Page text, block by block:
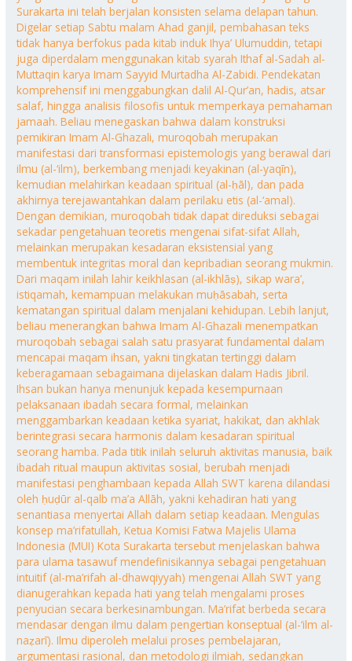
Surakarta ini telah berjalan konsisten selama delapan tahun.
Digelar setiap Sabtu malam Ahad ganjil, pembahasan teks
tidak hanya berfokus pada kitab induk Ihya’ Ulumuddin, tetapi
juga diperdalam menggunakan kitab syarah Ithaf al-Sadah al-
Muttaqin karya Imam Sayyid Murtadha Al-Zabidi. Pendekatan
komprehensif ini menggabungkan dalil Al-Qur’an, hadis, atsar
salaf, hingga analisis filosofis untuk memperkaya pemahaman
jamaah. Beliau menegaskan bahwa dalam konstruksi
pemikiran Imam Al-Ghazali, muroqobah merupakan
manifestasi dari transformasi epistemologis yang berawal dari
ilmu (al-‘ilm), berkembang menjadi keyakinan (al-yaqīn),
kemudian melahirkan keadaan spiritual (al-ḥāl), dan pada
akhirnya terejawantahkan dalam perilaku etis (al-‘amal).
Dengan demikian, muroqobah tidak dapat direduksi sebagai
sekadar pengetahuan teoretis mengenai sifat-sifat Allah,
melainkan merupakan kesadaran eksistensial yang
membentuk integritas moral dan kepribadian seorang mukmin.
Dari maqam inilah lahir keikhlasan (al-ikhlāṣ), sikap wara’,
istiqamah, kemampuan melakukan muḥāsabah, serta
kematangan spiritual dalam menjalani kehidupan. Lebih lanjut,
beliau menerangkan bahwa Imam Al-Ghazali menempatkan
muroqobah sebagai salah satu prasyarat fundamental dalam
mencapai maqam ihsan, yakni tingkatan tertinggi dalam
keberagamaan sebagaimana dijelaskan dalam Hadis Jibril.
Ihsan bukan hanya menunjuk kepada kesempurnaan
pelaksanaan ibadah secara formal, melainkan
menggambarkan keadaan ketika syariat, hakikat, dan akhlak
berintegrasi secara harmonis dalam kesadaran spiritual
seorang hamba. Pada titik inilah seluruh aktivitas manusia, baik
ibadah ritual maupun aktivitas sosial, berubah menjadi
manifestasi penghambaan kepada Allah SWT karena dilandasi
oleh ḥuḍūr al-qalb ma’a Allāh, yakni kehadiran hati yang
senantiasa menyertai Allah dalam setiap keadaan. Mengulas
konsep ma’rifatullah, Ketua Komisi Fatwa Majelis Ulama
Indonesia (MUI) Kota Surakarta tersebut menjelaskan bahwa
para ulama tasawuf mendefinisikannya sebagai pengetahuan
intuitif (al-ma’rifah al-dhawqiyyah) mengenai Allah SWT yang
dianugerahkan kepada hati yang telah mengalami proses
penyucian secara berkesinambungan. Ma’rifat berbeda secara
mendasar dengan ilmu dalam pengertian konseptual (al-‘ilm al-
naẓarī). Ilmu diperoleh melalui proses pembelajaran,
argumentasi rasional, dan metodologi ilmiah, sedangkan